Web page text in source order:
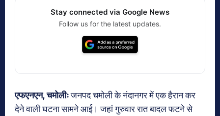
Stay connected via Google News
Follow us for the latest updates.
एफएनएन, चमोलीःजनपद चमोली के नंदानगर में एक हैरान कर
देने वाली घटना सामने आई। जहां गुरुवार रात बादल फटने से